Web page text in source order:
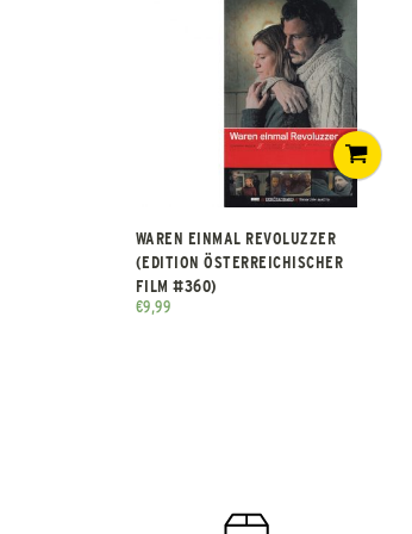
WAREN EINMAL REVOLUZZER
(EDITION ÖSTERREICHISCHER
FILM #360)
€9,99